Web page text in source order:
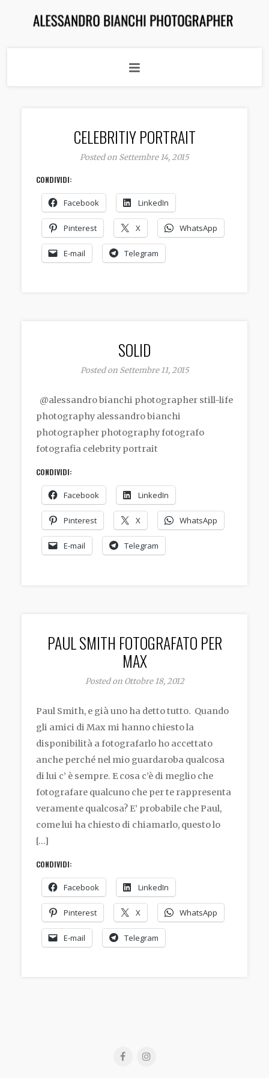
CELEBRITIY PORTRAIT
Posted on Settembre 14, 2015
CONDIVIDI:
Facebook LinkedIn
Pinterest X WhatsApp
E-mail Telegram
SOLID
Posted on Settembre 11, 2015
@alessandro bianchi photographer still-life
photography alessandro bianchi
photographer photography fotografo
fotografia celebrity portrait
CONDIVIDI:
Facebook LinkedIn
Pinterest X WhatsApp
E-mail Telegram
PAUL SMITH FOTOGRAFATO PER
MAX
Posted on Ottobre 18, 2012
Paul Smith, e già uno ha detto tutto. Quando
gli amici di Max mi hanno chiesto la
disponibilità a fotografarlo ho accettato
anche perché nel mio guardaroba qualcosa
di lui c’ è sempre. E cosa c’è di meglio che
fotografare qualcuno che per te rappresenta
veramente qualcosa? E’ probabile che Paul,
come lui ha chiesto di chiamarlo, questo lo
[…]
CONDIVIDI:
Facebook LinkedIn
Pinterest X WhatsApp
E-mail Telegram